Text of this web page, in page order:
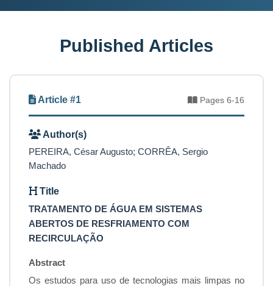
Published Articles
Article #1 Pages 6-16
Author(s)
PEREIRA, César Augusto; CORRÊA, Sergio
Machado
Title
TRATAMENTO DE ÁGUA EM SISTEMAS
ABERTOS DE RESFRIAMENTO COM
RECIRCULAÇÃO
Abstract
Os estudos para uso de tecnologias mais limpas no